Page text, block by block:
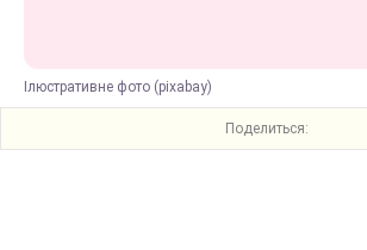
Ілюстративне фото (pixabay)
Поделиться: